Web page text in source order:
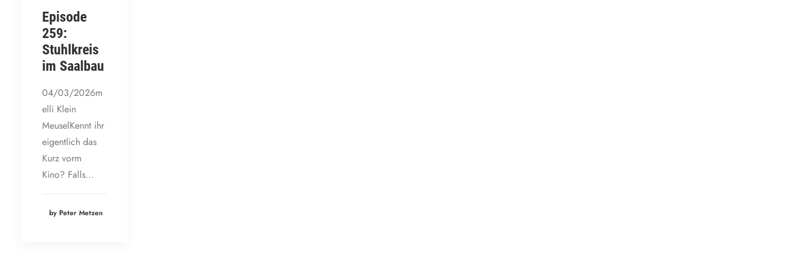
Episode
259:
Stuhlkreis
im Saalbau
04/03/2026m
elli Klein
MeuselKennt ihr
eigentlich das
Kurz vorm
Kino? Falls…
by Peter Metzen